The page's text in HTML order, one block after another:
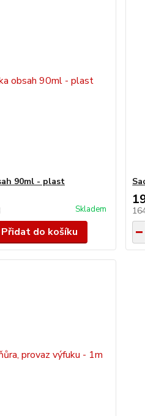
90ml - plast
Skladem
Přidat do košíku